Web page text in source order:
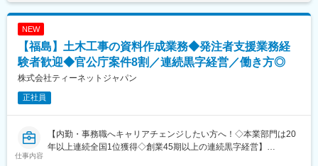
＜向いている方＞
・ 未経験でも新しい知識を学ぶ意欲のある方
・ コツコツと正確に作業を進めることが好きな方
・ 人と協力しながら仕事を進めることが好きな方
■研修制度
NEW
【福島】土木工事の資料作成業務◆発注者支援業務経
験者歓迎◆官公庁案件8割／連続黒字経営／働き方◎
株式会社ティーネットジャパン
正社員
仕事内容
【内勤・事務職へキャリアチェンジしたい方へ！◇本業部門は20
年以上連続全国1位獲得◇創業45期以上の連続黒字経営】